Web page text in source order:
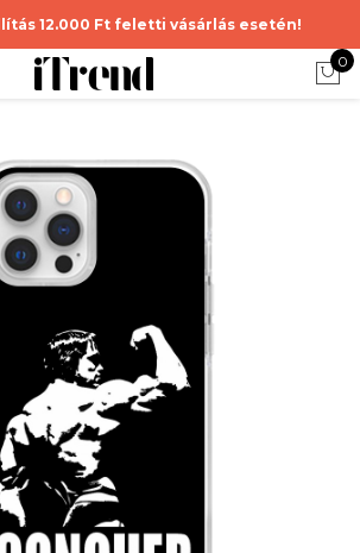
12.000 Ft feletti vásárlás esetén!
0